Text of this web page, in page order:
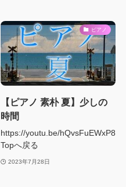
ピアノ
【ピアノ 素朴 夏】少しの
時間
https://youtu.be/hQvsFuEWxP8
Topへ戻る
2023年7月28日